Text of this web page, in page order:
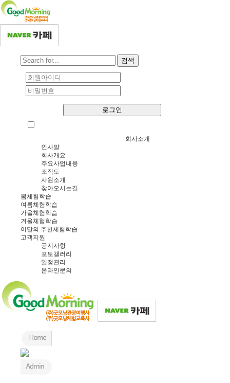
검색
로그인
회사소개
인사말
회사개요
주요사업내용
조직도
사원소개
찾아오시는길
봄체험학습
여름체험학습
가을체험학습
겨울체험학습
이달의 추천체험학습
고객지원
공지사항
포토갤러리
일정관리
온라인문의